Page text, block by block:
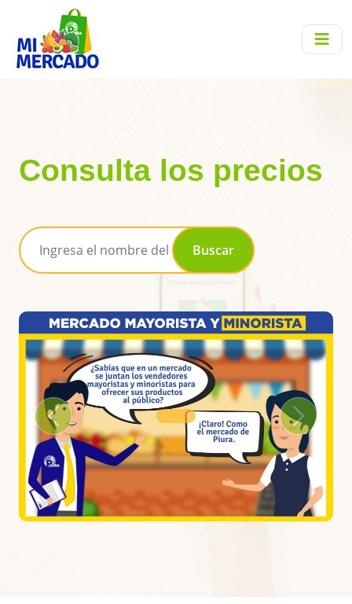
Consulta los precios
Buscar
Previous Next